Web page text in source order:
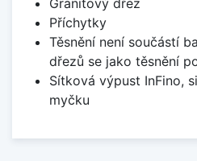
Příchytky
Těsnění není součástí
dřezů se jako těsnění
Sítková výpust InFino,
myčku